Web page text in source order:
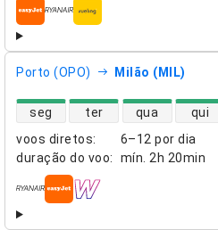
companhias aéreas
Porto (OPO) Milão (MIL)
voos diretos:
6–12 por dia
duração do voo: mín. 2h 20min
disponibilidade de voos diretos
seg ter qua qui
companhias aéreas